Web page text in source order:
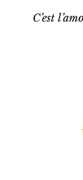
C’est